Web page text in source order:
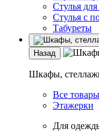
Стулья
Стулья с
Табуреты
Назад
Шкафы,
Все товары
Этажерки
Для